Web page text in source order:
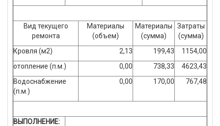
Вид текущего
ремонта
Материалы
(объем)
Материалы
(сумма)
Затраты
(сумма)
Кровля (м2)
2,13 199,43
1154,00
отопление (п.м.)
0,00 738,33
4623,43
Водоснабжение
(п.м.)
0,00 170,00 767,48
ВЫПОЛНЕНИЕ: